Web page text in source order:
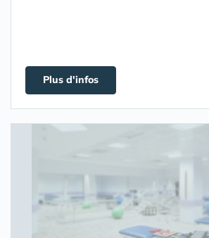
Plus d'infos